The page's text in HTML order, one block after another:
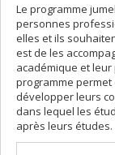
Le programme
personnes
elles et ils
est de les
académique et
programme
développer leurs
dans lequel les
après leurs études.